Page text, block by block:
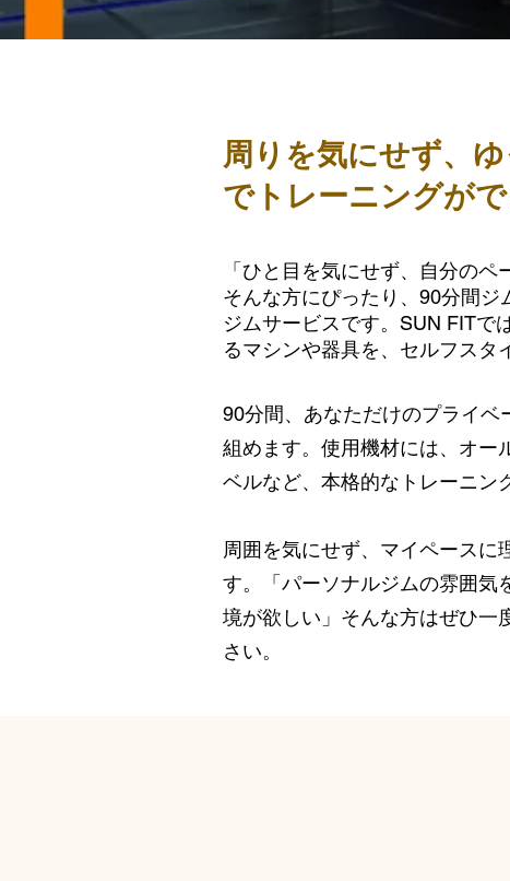
周りを気にせず、
でトレーニングが
「ひと目を気にせず、自分のペ
そんな方にぴったり、90分間
ジムサービスです。SUN FITで
るマシンや器具を、セルフスタ
90分間、あなただけのプライベ
組めます。使用機材には、オー
ベルなど、本格的なトレーニン
周囲を気にせず、マイペースに
す。「パーソナルジムの雰囲気
境が欲しい」そんな方はぜひ一
さい。